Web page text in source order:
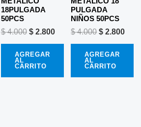
18PULGADA
50PCS
$4.000 $2.800
AGREGAR
AL
CARRITO
PULGADA
NIÑOS 50PCS
$4.000 $ 2.800
AGREGAR
AL
CARRITO